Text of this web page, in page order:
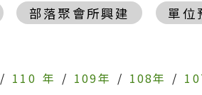
部落聚會所興建 單位
/ 110 年 / 109年 / 108年 /